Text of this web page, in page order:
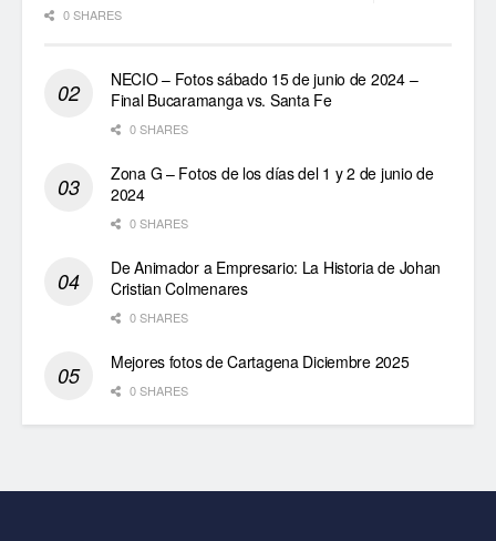
0 SHARES
NECIO – Fotos sábado 15 de junio de 2024 –
Final Bucaramanga vs. Santa Fe
0 SHARES
Zona G – Fotos de los días del 1 y 2 de junio de
2024
0 SHARES
De Animador a Empresario: La Historia de Johan
Cristian Colmenares
0 SHARES
Mejores fotos de Cartagena Diciembre 2025
0 SHARES